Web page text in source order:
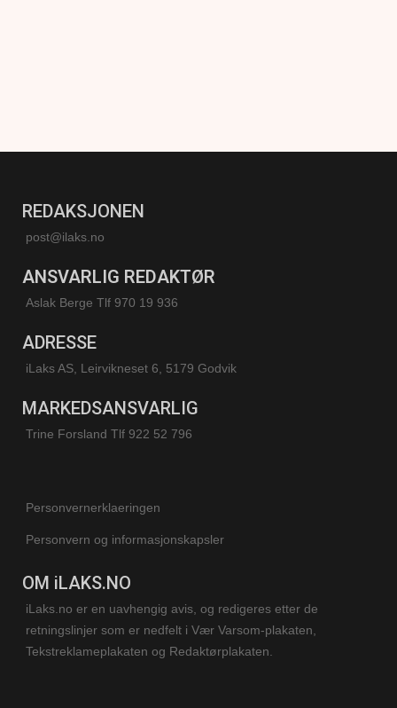
REDAKSJONEN
post@ilaks.no
ANSVARLIG REDAKTØR
Aslak Berge Tlf 970 19 936
ADRESSE
iLaks AS, Leirvikneset 6, 5179 Godvik
MARKEDSANSVARLIG
Trine Forsland Tlf 922 52 796
Personvernerklaeringen
Personvern og informasjonskapsler
OM iLAKS.NO
iLaks.no er en uavhengig avis, og redigeres etter de
retningslinjer som er nedfelt i Vær Varsom-plakaten,
Tekstreklameplakaten og Redaktørplakaten.